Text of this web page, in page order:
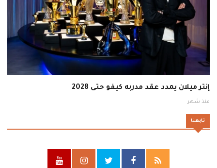
إنتر ميلان يمدد عقد مدربه كيفو حتى 2028
منذ شهر
تابعنا